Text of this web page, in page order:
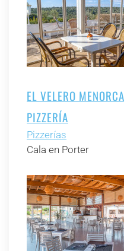
EL VELERO
PIZZERÍA
Pizzerías
Cala en Porter